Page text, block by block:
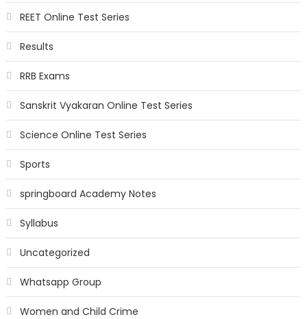
REET Online Test Series
Results
RRB Exams
Sanskrit Vyakaran Online Test Series
Science Online Test Series
Sports
springboard Academy Notes
Syllabus
Uncategorized
Whatsapp Group
Women and Child Crime